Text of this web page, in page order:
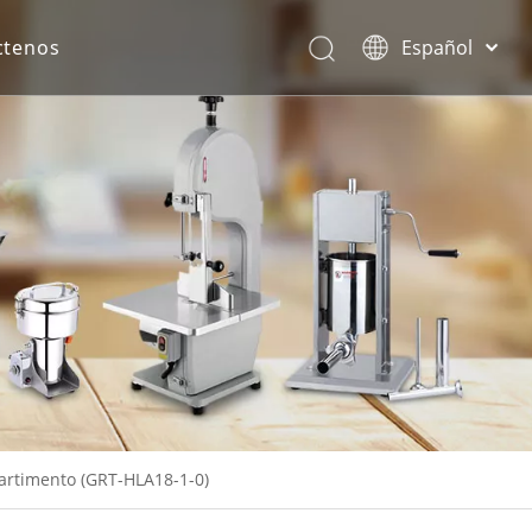
Español
English
(GRT-HLA18-1-0)